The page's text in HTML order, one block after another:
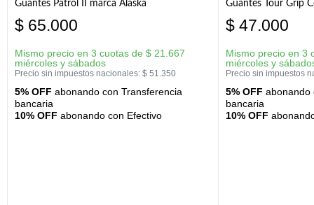
Guantes Patrol II marca Alaska
$ 65.000
Mismo precio en 3 cuotas de $ 21.667
miércoles y sábados
Precio sin impuestos nacionales: $ 51.350
5% OFF abonando con Transferencia
bancaria
10% OFF abonando con Efectivo
Guantes Tour Grip
$ 47.000
Mismo precio en 3
miércoles y
Precio sin impuestos
5% OFF abonando
bancaria
10% OFF